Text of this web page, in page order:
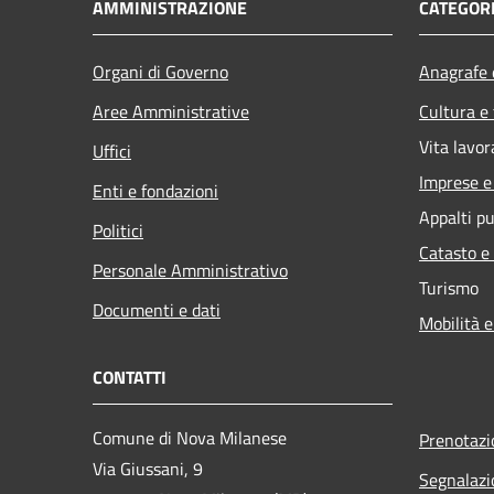
AMMINISTRAZIONE
Organi di Governo
Aree Amministrative
Uffici
Enti e fondazioni
Politici
Personale Amministrativo
Documenti e dati
Cultura
Vita
Imprese
Appalti
Catasto
Turismo
Mobilità
CONTATTI
Comune di Nova Milanese
Via Giussani, 9